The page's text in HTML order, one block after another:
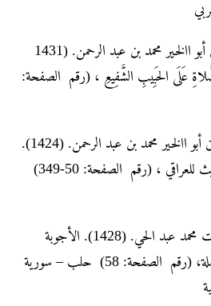
السخاوي، شمس الدين أبو االخير محمد بن عبد الرحمن. (1431
عَلَى الحَبِيبِ الشَّفِيعِ ، (رقم الصفحة:
السخاوي، شمس الدين أبو االخير محمد بن عبد الرحمن. (1424).
فتح المغيث بشرح الفية الحديث للعراقي ، (رقم الصفحة: 50-349)
اللكنوي، أبو الحسنات محمد عبد الحي. (1428). الأجوبة
الفاضلة للأسئلة االعشرة الكاملة، (رقم الصفحة: 58) حلب – سورية